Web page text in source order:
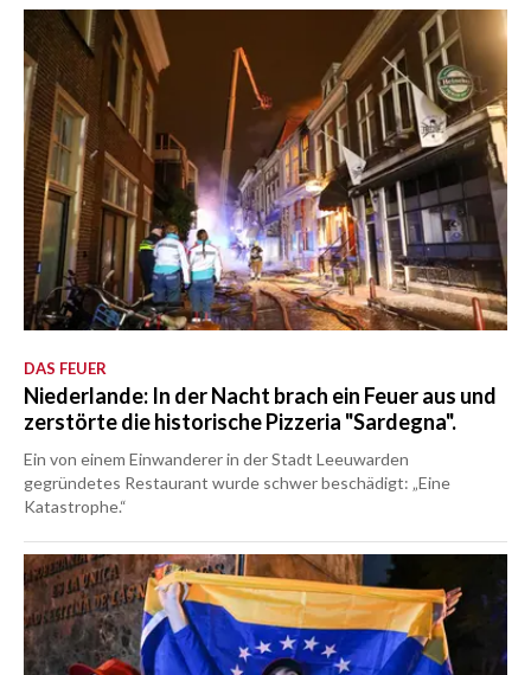
DAS FEUER
Niederlande: In der Nacht brach ein Feuer aus und
zerstörte die historische Pizzeria "Sardegna".
Ein von einem Einwanderer in der Stadt Leeuwarden
gegründetes Restaurant wurde schwer beschädigt: „Eine
Katastrophe.“